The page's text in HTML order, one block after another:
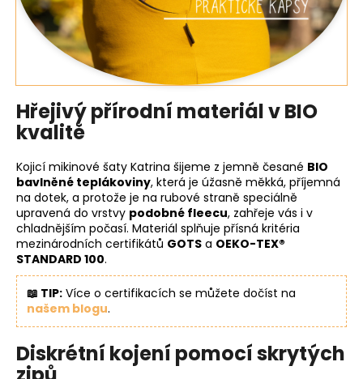
Hřejivý přírodní materiál v BIO
kvalitě
Kojicí mikinové šaty Katrina šijeme z jemně česané BIO
bavlněné teplákoviny, která je úžasně měkká, příjemná
na dotek, a protože je na rubové straně speciálně
upravená do vrstvy podobné fleecu, zahřeje vás i v
chladnějším počasí. Materiál splňuje přísná kritéria
mezinárodních certifikátů GOTS a OEKO-TEX®
STANDARD 100.
📖 TIP: Více o certifikacích se můžete dočíst na
našem blogu.
Diskrétní kojení pomocí skrytých